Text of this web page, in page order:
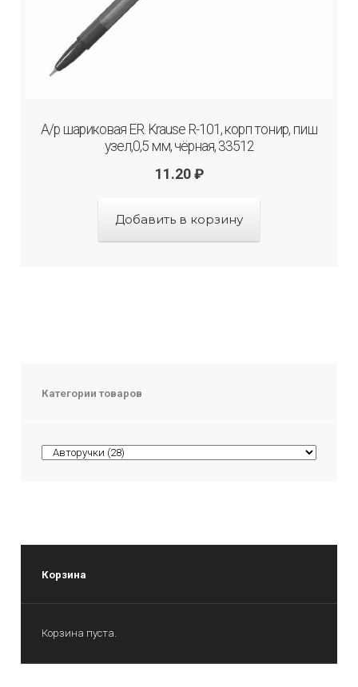
А/р шариковая ER. Krause R-101, корп тонир, пиш
узел,0,5 мм, чёрная, 33512
11.20 ₽
Добавить в корзину
Категории товаров
Корзина
Корзина пуста.